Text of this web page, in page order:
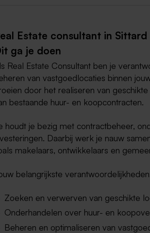
Estate consultant in Sittard
ga je doen
Real Estate Consultant ben je
van vastgoedlocaties binnen
door het realiseren van
bestaande huur- en koopcontracten.
houdt je bezig met contractbeheer,
Daarbij werk je nauw
makelaars, ontwikkelaars en
belangrijkste
Zoeken en verwerven van geschikte
Onderhandelen over huur- en
Beheren en optimaliseren van